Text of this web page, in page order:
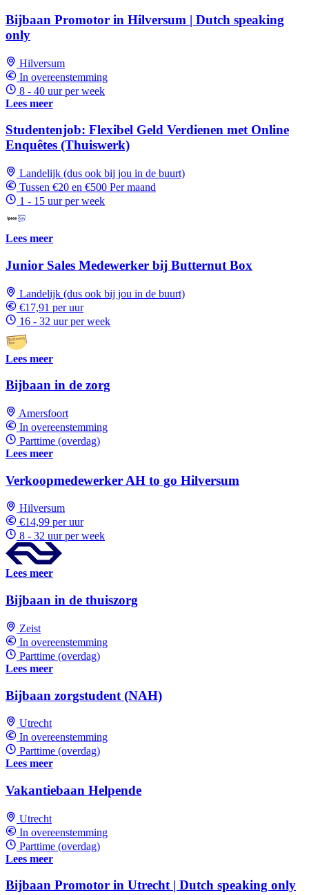
Bijbaan Promotor in Hilversum | Dutch speaking
only
Hilversum
In overeenstemming
8 - 40 uur per week
Lees meer
Studentenjob: Flexibel Geld Verdienen met Online
Enquêtes (Thuiswerk)
Landelijk (dus ook bij jou in de buurt)
Tussen €20 en €500 Per maand
1 - 15 uur per week
Lees meer
Junior Sales Medewerker bij Butternut Box
Landelijk (dus ook bij jou in de buurt)
€17,91 per uur
16 - 32 uur per week
Lees meer
Bijbaan in de zorg
Amersfoort
In overeenstemming
Parttime (overdag)
Lees meer
Verkoopmedewerker AH to go Hilversum
Hilversum
€14,99 per uur
8 - 32 uur per week
Lees meer
Bijbaan in de thuiszorg
Zeist
In overeenstemming
Parttime (overdag)
Lees meer
Bijbaan zorgstudent (NAH)
Utrecht
In overeenstemming
Parttime (overdag)
Lees meer
Vakantiebaan Helpende
Utrecht
In overeenstemming
Parttime (overdag)
Lees meer
Bijbaan Promotor in Utrecht | Dutch speaking only